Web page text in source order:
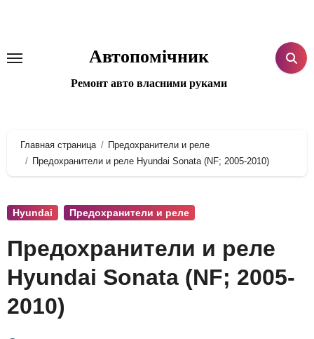
Автопомічник
Ремонт авто власними руками
Главная страница
Предохранители и реле
Предохранители и реле Hyundai Sonata (NF; 2005-2010)
Hyundai Предохранители и реле
Предохранители и реле
Hyundai Sonata (NF; 2005-
2010)